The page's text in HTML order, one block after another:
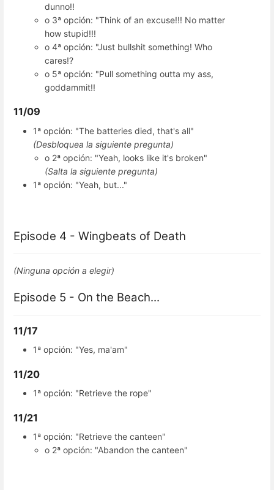
dunno!!
o 3ª opción: "Think of an excuse!!! No matter
how stupid!!!
o 4ª opción: "Just bullshit something! Who
cares!?
o 5ª opción: "Pull something outta my ass,
goddammit!!
11/09
1ª opción: "The batteries died, that's all"
(Desbloquea la siguiente pregunta)
o 2ª opción: "Yeah, looks like it's broken"
(Salta la siguiente pregunta)
1ª opción: "Yeah, but..."
Episode 4 - Wingbeats of Death
(Ninguna opción a elegir)
Episode 5 - On the Beach...
11/17
1ª opción: "Yes, ma'am"
11/20
1ª opción: "Retrieve the rope"
11/21
1ª opción: "Retrieve the canteen"
o 2ª opción: "Abandon the canteen"